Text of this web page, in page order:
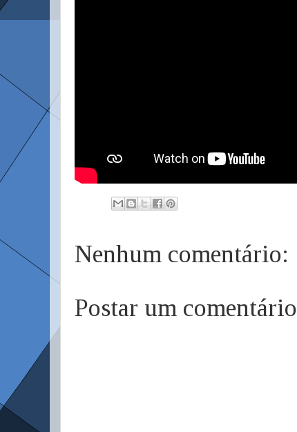
Nenhum comentário:
Postar um comentário